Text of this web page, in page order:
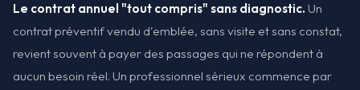
Le contrat annuel "tout compris" sans diagnostic. Un
contrat préventif vendu d'emblée, sans visite et sans constat,
revient souvent à payer des passages qui ne répondent à
aucun besoin réel. Un professionnel sérieux commence par